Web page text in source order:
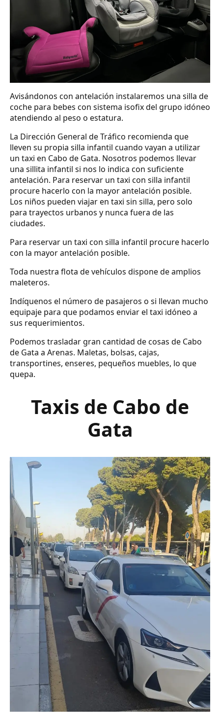
Avisándonos con antelación instalaremos una silla de
coche para bebes con sistema isofix del grupo idóneo
atendiendo al peso o estatura.
La Dirección General de Tráfico recomienda que
lleven su propia silla infantil cuando vayan a utilizar
un taxi en Cabo de Gata. Nosotros podemos llevar
una sillita infantil si nos lo indica con suficiente
antelación. Para reservar un taxi con silla infantil
procure hacerlo con la mayor antelación posible.
Los niños pueden viajar en taxi sin silla, pero solo
para trayectos urbanos y nunca fuera de las
ciudades.
Para reservar un taxi con silla infantil procure hacerlo
con la mayor antelación posible.
Toda nuestra flota de vehículos dispone de amplios
maleteros.
Indíquenos el número de pasajeros o si llevan mucho
equipaje para que podamos enviar el taxi idóneo a
sus requerimientos.
Podemos trasladar gran cantidad de cosas de Cabo
de Gata a Arenas. Maletas, bolsas, cajas,
transportines, enseres, pequeños muebles, lo que
quepa.
Taxis de Cabo de
Gata